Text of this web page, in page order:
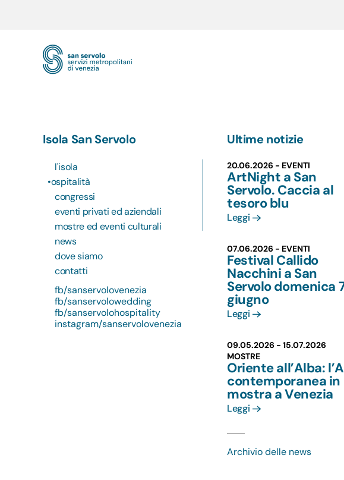
Isola San Servolo
l'isola
ospitalità
congressi
eventi privati ed aziendali
mostre ed eventi culturali
news
dove siamo
contatti
fb/sanservolovenezia
fb/sanservolowedding
fb/sanservolohospitality
instagram/sanservolovenezia
Ultime notizie
20.06.2026 - EVENTI
ArtNight a San
Servolo. Caccia al
tesoro blu
Leggi
07.06.2026 - EVENTI
Festival Callido
Nacchini a San
Servolo domenica
giugno
Leggi
09.05.2026 - 15.07.2026
MOSTRE
Oriente all’Alba:
contemporanea in
mostra a Venezia
Leggi
Archivio delle news